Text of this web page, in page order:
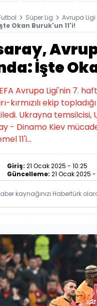
Süper Lig Avrupa Ligi
Okan Buruk'un 11'i!
İşte
Avrupa Ligi'nin 7.
kırmızılı ekip
Ukrayna temsilcisi,
- Dinamo Kiev
11'i...
Giriş: 21 Ocak 2025 - 10:25
Güncelleme: 21 Ocak 2025 -
kaynağınızı Habertürk